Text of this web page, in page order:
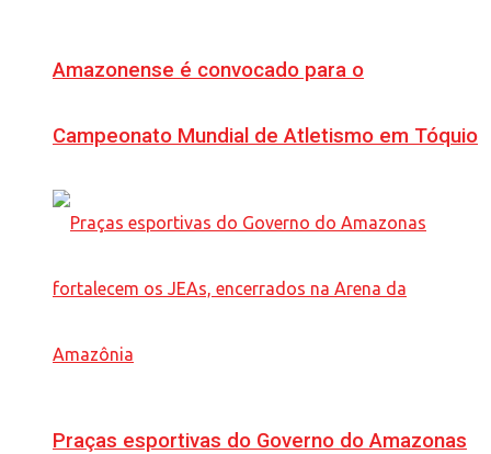
Amazonense é convocado para o
Campeonato Mundial de Atletismo em Tóquio
Praças esportivas do Governo do Amazonas